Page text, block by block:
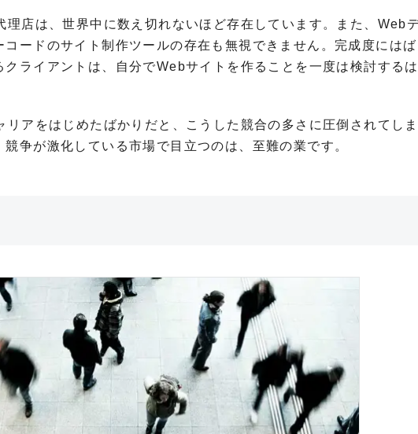
理店は、世界中に数え切れないほど存在しています。また、Web
ードのサイト制作ツールの存在も無視できません。完成度には
ライアントは、自分でWebサイトを作ることを一度は検討する
リアをはじめたばかりだと、こうした競合の多さに圧倒されてし
争が激化している市場で目立つのは、至難の業です。